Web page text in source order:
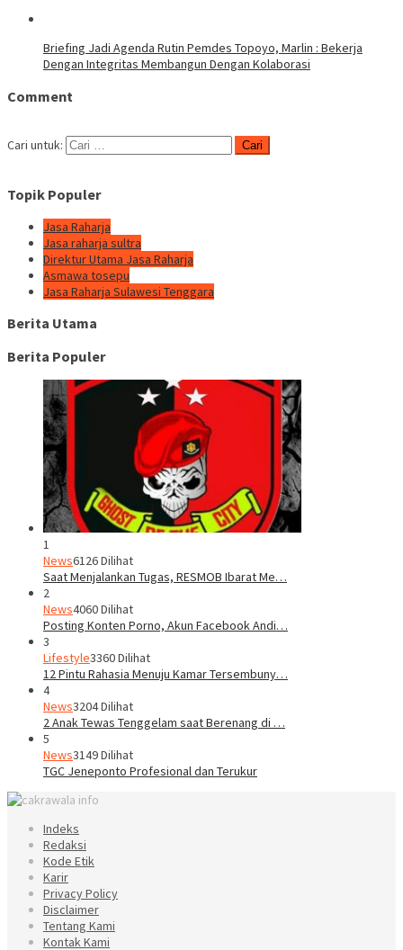
Briefing Jadi Agenda Rutin Pemdes Topoyo, Marlin : Bekerja
Dengan Integritas Membangun Dengan Kolaborasi
Comment
Cari untuk:
Topik Populer
Jasa Raharja
Jasa raharja sultra
Direktur Utama Jasa Raharja
Asmawa tosepu
Jasa Raharja Sulawesi Tenggara
Berita Utama
Berita Populer
1
News6126 Dilihat
Saat Menjalankan Tugas, RESMOB Ibarat Me…
2
News4060 Dilihat
Posting Konten Porno, Akun Facebook Andi…
3
Lifestyle3360 Dilihat
12 Pintu Rahasia Menuju Kamar Tersembuny…
4
News3204 Dilihat
2 Anak Tewas Tenggelam saat Berenang di …
5
News3149 Dilihat
TGC Jeneponto Profesional dan Terukur
Indeks
Redaksi
Kode Etik
Karir
Privacy Policy
Disclaimer
Tentang Kami
Kontak Kami